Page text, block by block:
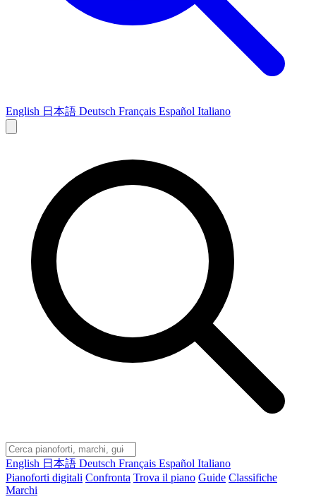
English 日本語 Deutsch Français Español Italiano
English 日本語 Deutsch Français Español Italiano
Pianoforti digitali Confronta Trova il piano Guide Classifiche
Marchi